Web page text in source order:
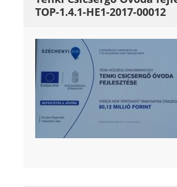
TOP-1.4.1-HE1-2017-00012